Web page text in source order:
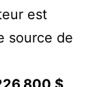
est
source de